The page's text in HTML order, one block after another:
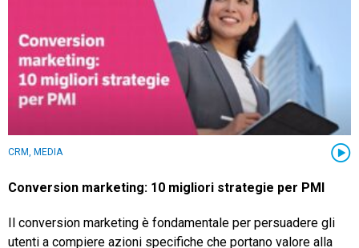
CRM, MEDIA
Conversion marketing: 10 migliori strategie per PMI
Il conversion marketing è fondamentale per persuadere gli
utenti a compiere azioni specifiche che portano valore alla